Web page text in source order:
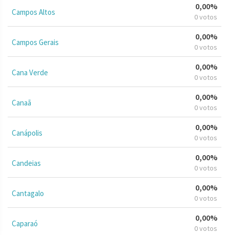
Campos Altos
0,00%
0 votos
Campos Gerais
0,00%
0 votos
Cana Verde
0,00%
0 votos
Canaã
0,00%
0 votos
Canápolis
0,00%
0 votos
Candeias
0,00%
0 votos
Cantagalo
0,00%
0 votos
Caparaó
0,00%
0 votos